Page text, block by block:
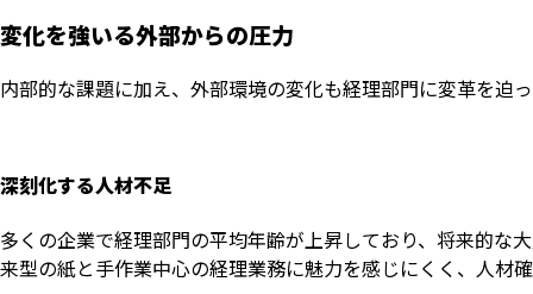
変化を強いる外部からの圧力
内部的な課題に加え、外部環境の変化も経理部門に変革を迫
深刻化する人材不足
多くの企業で経理部門の平均年齢が上昇しており、将来的な
来型の紙と手作業中心の経理業務に魅力を感じにくく、人材